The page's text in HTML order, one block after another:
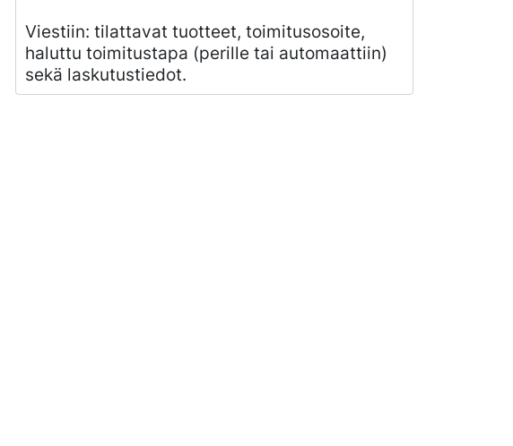
Viestiin: tilattavat tuotteet, toimitusosoite,
haluttu toimitustapa (perille tai automaattiin)
sekä laskutustiedot.